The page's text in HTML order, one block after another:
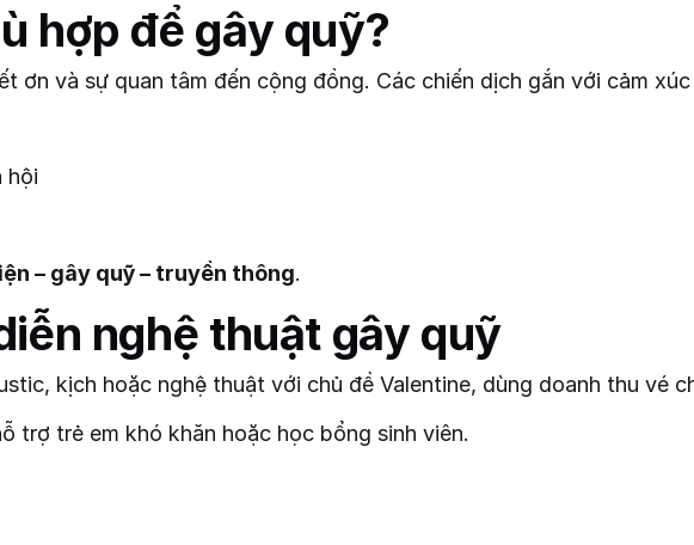
hợp để gây quỹ?
ơn và sự quan tâm đến cộng đồng. Các chiến dịch gắn với cảm
hội
– gây quỹ – truyền thông.
nghệ thuật gây quỹ
kịch hoặc nghệ thuật với chủ đề Valentine, dùng doanh thu vé
trợ trẻ em khó khăn hoặc học bổng sinh viên.